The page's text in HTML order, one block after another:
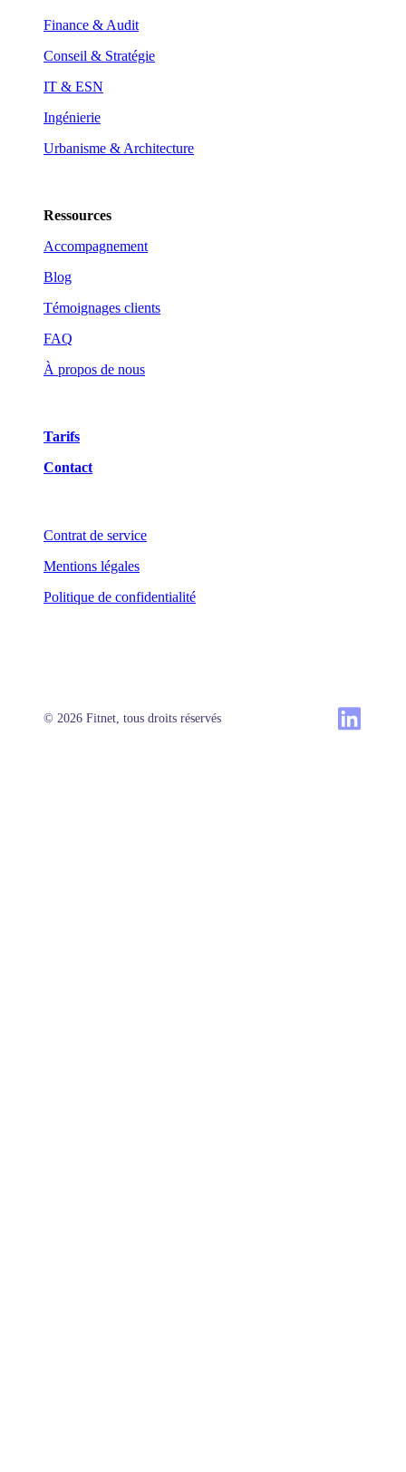
Finance & Audit
Conseil & Stratégie
IT & ESN
Ingénierie
Urbanisme & Architecture
Ressources
Accompagnement
Blog
Témoignages clients
FAQ
À propos de nous
Tarifs
Contact
Contrat de service
Mentions légales
Politique de confidentialité
© 2026 Fitnet, tous droits réservés